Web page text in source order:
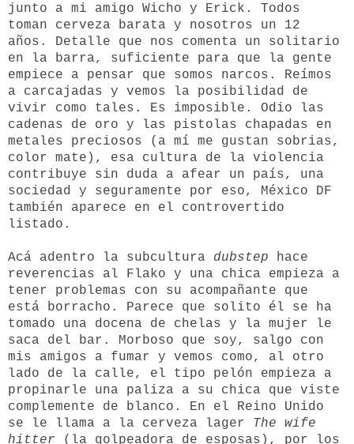
junto a mi amigo Wicho y Erick. Todos
toman cerveza barata y nosotros un 12
años. Detalle que nos comenta un solitario
en la barra, suficiente para que la gente
empiece a pensar que somos narcos. Reímos
a carcajadas y vemos la posibilidad de
vivir como tales. Es imposible. Odio las
cadenas de oro y las pistolas chapadas en
metales preciosos (a mí me gustan sobrias,
color mate), esa cultura de la violencia
contribuye sin duda a afear un país, una
sociedad y seguramente por eso, México DF
también aparece en el controvertido
listado.
Acá adentro la subcultura dubstep
hace
reverencias al Flako y una chica empieza a
tener problemas con su acompañante que
está borracho. Parece que solito él se ha
tomado una docena de chelas y la mujer le
saca del bar. Morboso que soy, salgo con
mis amigos a fumar y vemos como, al otro
lado de la calle, el tipo pelón empieza a
propinarle una paliza a su chica que viste
complemente de blanco. En el Reino Unido
se le llama a la cerveza lager The wife
hitter (la golpeadora de esposas), por los